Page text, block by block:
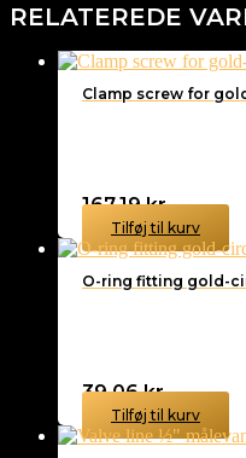
RELATEREDE
Clamp screw for
167,19kr.
Tilføj til kurv
O-ring fitting gold-
39,06kr.
Tilføj til kurv